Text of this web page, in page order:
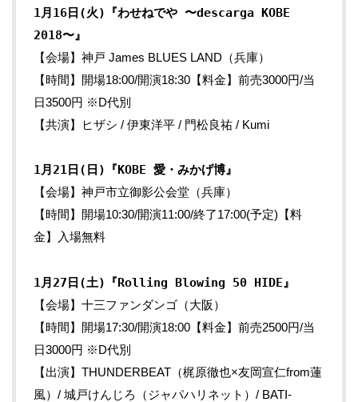
1月16日(火)『わせねでや 〜descarga KOBE
2018〜』
【会場】神戸 James BLUES LAND（兵庫）
【時間】開場18:00/開演18:30【料金】前売3000円/当
日3500円 ※D代別
【共演】ヒザシ / 伊東洋平 / 門松良祐 / Kumi
1月21日(日)『KOBE 愛・みかげ博』
【会場】神戸市立御影公会堂（兵庫）
【時間】開場10:30/開演11:00/終了17:00(予定)【料
金】入場無料
1月27日(土)『Rolling Blowing 50 HIDE』
【会場】十三ファンダンゴ（大阪）
【時間】開場17:30/開演18:00【料金】前売2500円/当
日3000円 ※D代別
【出演】THUNDERBEAT（梶原徹也×友岡宣仁from蓮
風）/ 城戸けんじろ（ジャパハリネット）/ BATI-